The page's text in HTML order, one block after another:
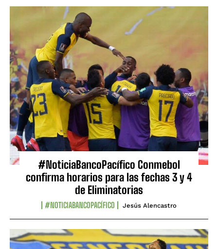
#NoticiaBancoPacífico Conmebol
confirma horarios para las fechas 3 y 4
de Eliminatorias
#NOTICIABANCOPACÍFICO Jesús Alencastro